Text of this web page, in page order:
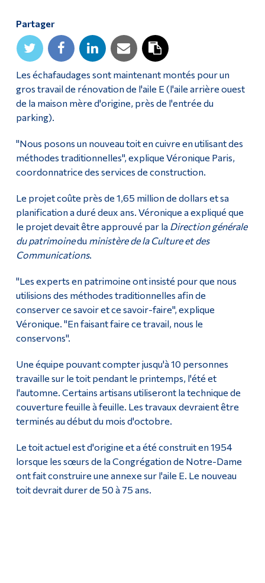
Partager
Les échafaudages sont maintenant montés pour un
gros travail de rénovation de l'aile E (l'aile arrière ouest
de la maison mère d'origine, près de l'entrée du
parking).
"Nous posons un nouveau toit en cuivre en utilisant des
méthodes traditionnelles", explique Véronique Paris,
coordonnatrice des services de construction.
Le projet coûte près de 1,65 million de dollars et sa
planification a duré deux ans. Véronique a expliqué que
le projet devait être approuvé par la Direction générale
du patrimoinedu ministère de la Culture et des
Communications.
"Les experts en patrimoine ont insisté pour que nous
utilisions des méthodes traditionnelles afin de
conserver ce savoir et ce savoir-faire", explique
Véronique. "En faisant faire ce travail, nous le
conservons".
Une équipe pouvant compter jusqu'à 10 personnes
travaille sur le toit pendant le printemps, l'été et
l'automne. Certains artisans utiliseront la technique de
couverture feuille à feuille. Les travaux devraient être
terminés au début du mois d'octobre.
Le toit actuel est d'origine et a été construit en 1954
lorsque les sœurs de la Congrégation de Notre-Dame
ont fait construire une annexe sur l'aile E. Le nouveau
toit devrait durer de 50 à 75 ans.